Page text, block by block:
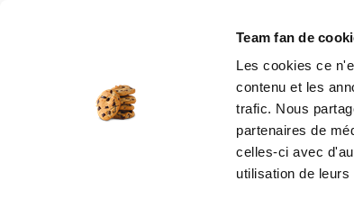
Team fan de
Les cookies ce
contenu et les
trafic. Nous
partenaires de
celles-ci avec
utilisation de